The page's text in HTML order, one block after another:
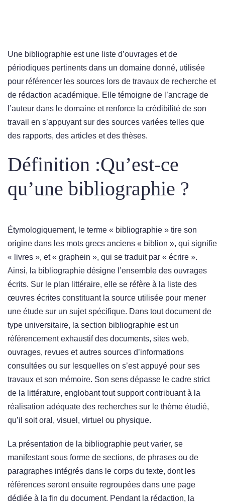
Une bibliographie est une liste d’ouvrages et de
périodiques pertinents dans un domaine donné, utilisée
pour référencer les sources lors de travaux de recherche et
de rédaction académique. Elle témoigne de l’ancrage de
l’auteur dans le domaine et renforce la crédibilité de son
travail en s’appuyant sur des sources variées telles que
des rapports, des articles et des thèses.
Définition :Qu’est-ce
qu’une bibliographie ?
Étymologiquement, le terme « bibliographie » tire son
origine dans les mots grecs anciens « biblion », qui signifie
« livres », et « graphein », qui se traduit par « écrire ».
Ainsi, la bibliographie désigne l’ensemble des ouvrages
écrits. Sur le plan littéraire, elle se réfère à la liste des
œuvres écrites constituant la source utilisée pour mener
une étude sur un sujet spécifique. Dans tout document de
type universitaire, la section bibliographie est un
référencement exhaustif des documents, sites web,
ouvrages, revues et autres sources d’informations
consultées ou sur lesquelles on s’est appuyé pour ses
travaux et son mémoire. Son sens dépasse le cadre strict
de la littérature, englobant tout support contribuant à la
réalisation adéquate des recherches sur le thème étudié,
qu’il soit oral, visuel, virtuel ou physique.
La présentation de la bibliographie peut varier, se
manifestant sous forme de sections, de phrases ou de
paragraphes intégrés dans le corps du texte, dont les
références seront ensuite regroupées dans une page
dédiée à la fin du document. Pendant la rédaction, la